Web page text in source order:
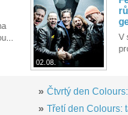
02.08.
V
» Čtvrtý den
» Třetí den Colours: